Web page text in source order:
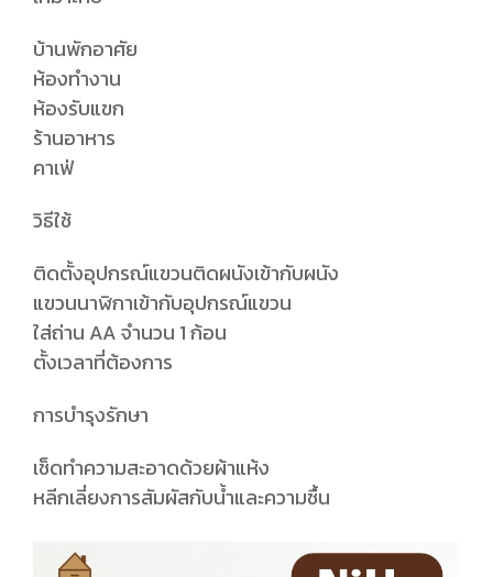
บ้านพักอาศัย
ห้องทำงาน
ห้องรับแขก
ร้านอาหาร
คาเฟ่
วิธีใช้
ติดตั้งอุปกรณ์แขวนติดผนังเข้ากับผนัง
แขวนนาฬิกาเข้ากับอุปกรณ์แขวน
ใส่ถ่าน AA จำนวน 1 ก้อน
ตั้งเวลาที่ต้องการ
การบำรุงรักษา
เช็ดทำความสะอาดด้วยผ้าแห้ง
หลีกเลี่ยงการสัมผัสกับน้ำและความชื้น